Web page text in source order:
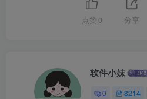
点赞 0 分享
软件小妹
0 8214